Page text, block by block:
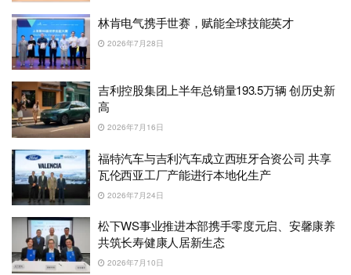
林肯电气携手世赛，赋能全球技能英才
2026年7月28日
吉利控股集团上半年总销量193.5万辆 创历史新
高
2026年7月16日
福特汽车与吉利汽车成立西班牙合资公司 共享
瓦伦西亚工厂产能进行本地化生产
2026年7月24日
松下WS事业推进本部携手零度元启、安馨康养
共筑长寿健康人居新生态
2026年7月10日